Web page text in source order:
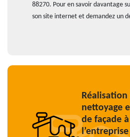
88270. Pour en savoir davantage
son site internet et demandez un
nettoyage
de façade